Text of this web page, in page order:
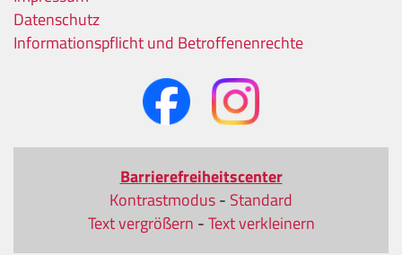
Datenschutz
Informationspflicht und Betroffenenrechte
Barrierefreiheitscenter
Kontrastmodus- Standard
Text vergrößern -Text verkleinern